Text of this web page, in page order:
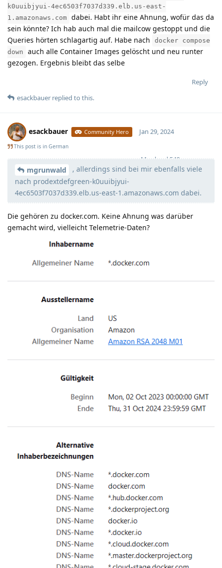
k0uuibjyui-4ec6503f7037d339.elb.us-east-
1.amazonaws.com dabei. Habt ihr eine Ahnung, wofür das da
sein könnte? Ich hab auch mal die mailcow gestoppt und die
Queries hörten schlagartig auf. Habe nach
docker compose
down
auch alle Container Images gelöscht und neu runter
gezogen. Ergebnis bleibt das selbe
Reply
esackbauer replied to this.
esackbauer Community Hero
Moolevel 540
Jan 29, 2024
This post is in German
mgrunwald
, allerdings sind bei mir ebenfalls viele
nach prodextdefgreen-k0uuibjyui-
4ec6503f7037d339.elb.us-east-1.amazonaws.com dabei.
Die gehören zu docker.com. Keine Ahnung was darüber
gemacht wird, vielleicht Telemetrie-Daten?